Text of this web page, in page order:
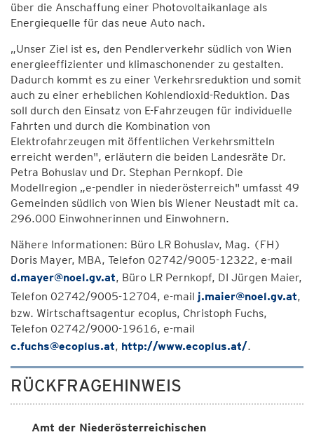
über die Anschaffung einer Photovoltaikanlage als
Energiequelle für das neue Auto nach.
„Unser Ziel ist es, den Pendlerverkehr südlich von Wien
energieeffizienter und klimaschonender zu gestalten.
Dadurch kommt es zu einer Verkehrsreduktion und somit
auch zu einer erheblichen Kohlendioxid-Reduktion. Das
soll durch den Einsatz von E-Fahrzeugen für individuelle
Fahrten und durch die Kombination von
Elektrofahrzeugen mit öffentlichen Verkehrsmitteln
erreicht werden", erläutern die beiden Landesräte Dr.
Petra Bohuslav und Dr. Stephan Pernkopf. Die
Modellregion „e-pendler in niederösterreich" umfasst 49
Gemeinden südlich von Wien bis Wiener Neustadt mit ca.
296.000 Einwohnerinnen und Einwohnern.
Nähere Informationen: Büro LR Bohuslav, Mag. (FH)
Doris Mayer, MBA, Telefon 02742/9005-12322, e-mail
d.mayer@noel.gv.at, Büro LR Pernkopf, DI Jürgen Maier,
Telefon 02742/9005-12704, e-mail j.maier@noel.gv.at,
bzw. Wirtschaftsagentur ecoplus, Christoph Fuchs,
Telefon 02742/9000-19616, e-mail
c.fuchs@ecoplus.at, http://www.ecoplus.at/.
RÜCKFRAGEHINWEIS
Amt der Niederösterreichischen